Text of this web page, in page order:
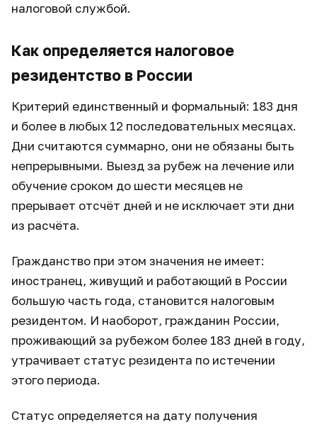
налоговой службой.
Как определяется налоговое
резидентство в России
Критерий единственный и формальный: 183 дня
и более в любых 12 последовательных месяцах.
Дни считаются суммарно, они не обязаны быть
непрерывными. Выезд за рубеж на лечение или
обучение сроком до шести месяцев не
прерывает отсчёт дней и не исключает эти дни
из расчёта.
Гражданство при этом значения не имеет:
иностранец, живущий и работающий в России
большую часть года, становится налоговым
резидентом. И наоборот, гражданин России,
проживающий за рубежом более 183 дней в году,
утрачивает статус резидента по истечении
этого периода.
Статус определяется на дату получения